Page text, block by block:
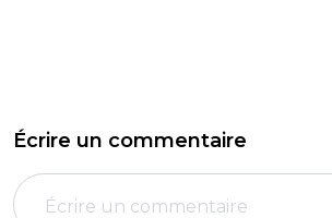
Écrire un commentaire